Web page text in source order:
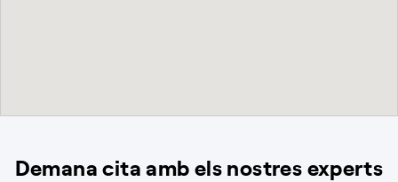
Demana cita amb els nostres experts